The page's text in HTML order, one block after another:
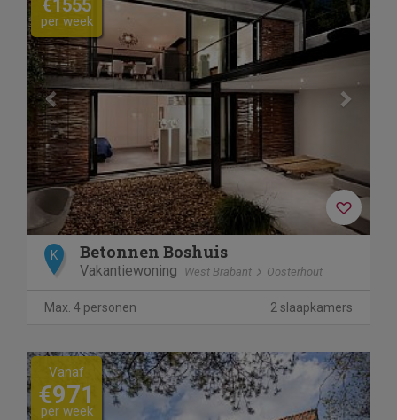
€1555
per week
K Betonnen Boshuis
Vakantiewoning West Brabant Oosterhout
Max. 4 personen 2 slaapkamers
Previous Next
Vanaf
€971
per week